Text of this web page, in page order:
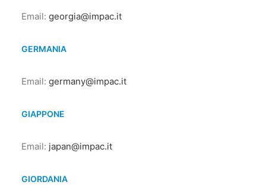
Email: georgia@impac.it
GERMANIA
Email: germany@impac.it
GIAPPONE
Email: japan@impac.it
GIORDANIA